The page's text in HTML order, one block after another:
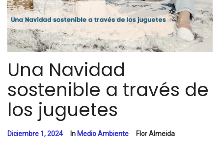
Una Navidad
sostenible a través de
los juguetes
Diciembre 1, 2024 In Medio Ambiente
Flor Almeida